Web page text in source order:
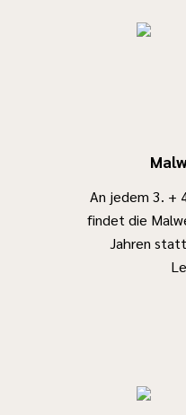
An jedem 3. +
findet die
Jahren